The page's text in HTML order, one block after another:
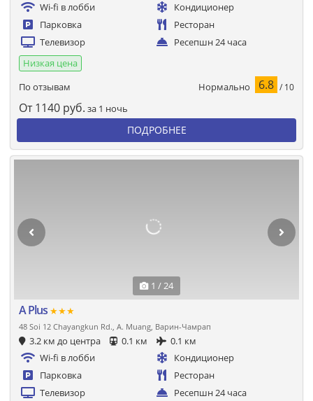
Wi-fi в лобби
Кондиционер
Парковка
Ресторан
Телевизор
Ресепшн 24 часа
Низкая цена
По отзывам
Нормально 6.8 / 10
От 1140 руб. за 1 ночь
ПОДРОБНЕЕ
1 / 24
A Plus ★★★
48 Soi 12 Chayangkun Rd., A. Muang, Варин-Чамрап
3.2 км до центра 0.1 км
0.1 км
Wi-fi в лобби
Кондиционер
Парковка
Ресторан
Телевизор
Ресепшн 24 часа